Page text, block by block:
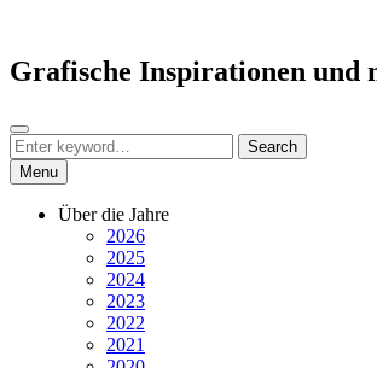
content
Grafische Inspirationen und
Search
Search
for:
Search
Menu
Über die Jahre
2026
2025
2024
2023
2022
2021